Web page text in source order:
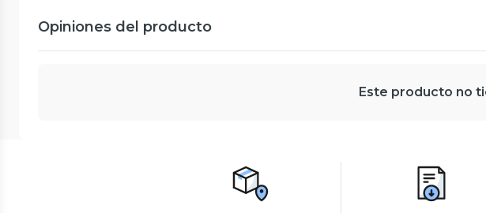
Opiniones del producto
Este producto no